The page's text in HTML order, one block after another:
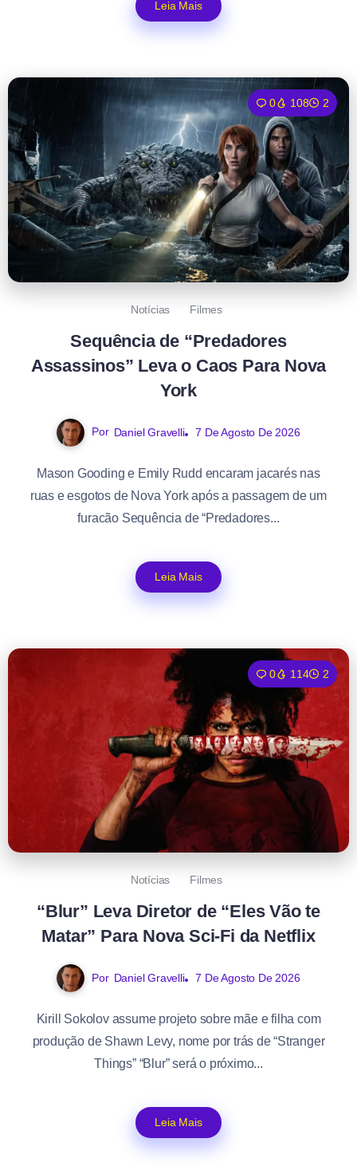
Leia Mais
0 108 2
Notícias Filmes
Sequência de “Predadores
Assassinos” Leva o Caos Para Nova
York
Por Daniel Gravelli 7 De Agosto De 2026
Mason Gooding e Emily Rudd encaram jacarés nas
ruas e esgotos de Nova York após a passagem de um
furacão Sequência de “Predadores...
Leia Mais
0 114 2
Notícias Filmes
“Blur” Leva Diretor de “Eles Vão te
Matar” Para Nova Sci-Fi da Netflix
Por Daniel Gravelli 7 De Agosto De 2026
Kirill Sokolov assume projeto sobre mãe e filha com
produção de Shawn Levy, nome por trás de “Stranger
Things” “Blur” será o próximo...
Leia Mais